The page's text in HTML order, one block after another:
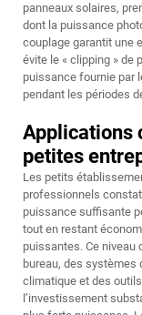
panneaux solaires,
dont la puissance
couplage garantit une
évite le « clipping » de
puissance fournie par
pendant les périodes
Applications
petites
Les petits
professionnels
puissance suffisante
tout en restant
puissantes. Ce niveau
bureau, des systèmes
climatique et des
l’investissement